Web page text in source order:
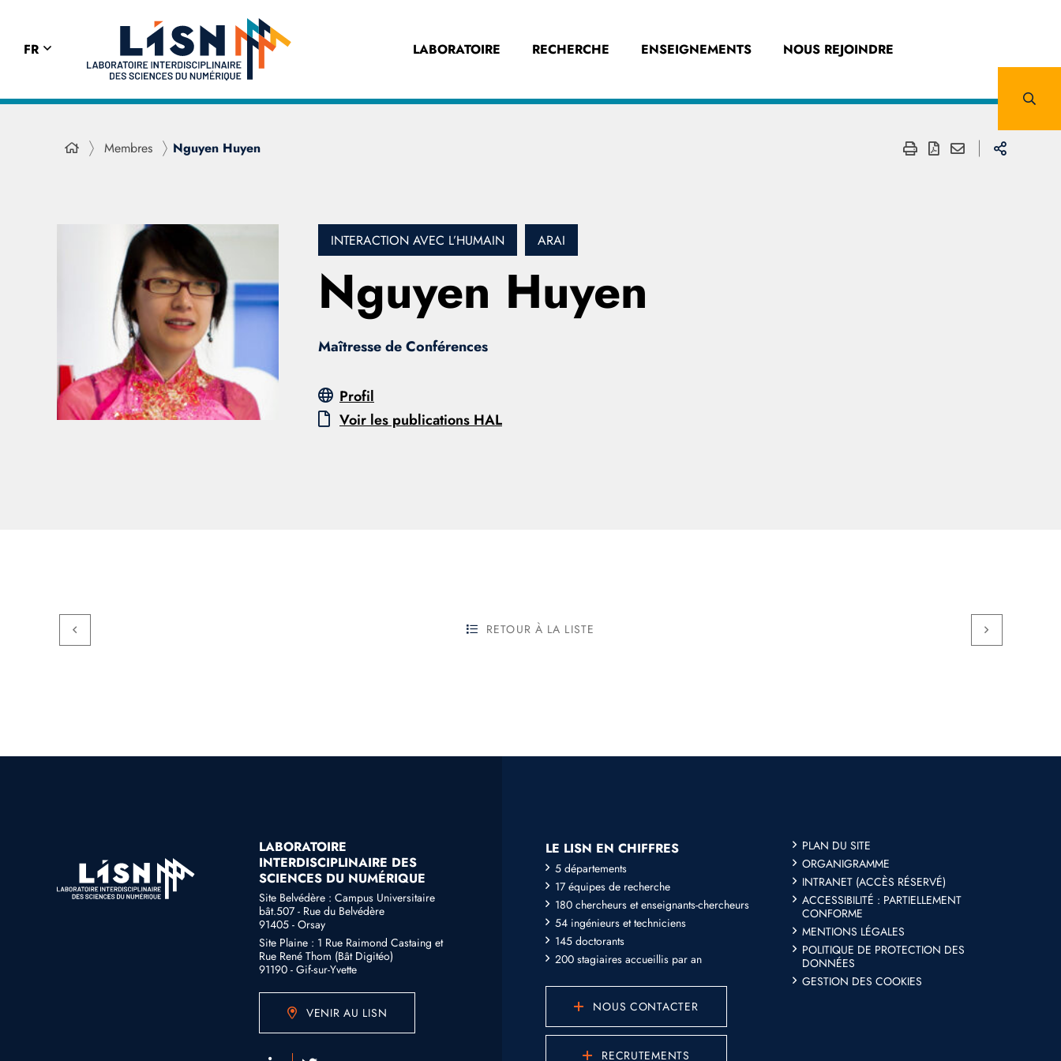
FR LABORATOIRE RECHERCHE ENSEIGNEMENTS NOUS REJOINDRE
Membres Nguyen Huyen
INTERACTION AVEC L’HUMAIN ARAI
Nguyen Huyen
Maîtresse de Conférences
Profil
Voir les publications HAL
RETOUR À LA LISTE
LABORATOIRE
INTERDISCIPLINAIRE DES
SCIENCES DU NUMÉRIQUE
Site Belvédère : Campus Universitaire
bât.507 - Rue du Belvédère
91405 - Orsay
Site Plaine : 1 Rue Raimond Castaing et
Rue René Thom (Bât Digitéo)
91190 - Gif-sur-Yvette
VENIR AU LISN
LE LISN EN CHIFFRES
5 départements
17 équipes de recherche
180 chercheurs et enseignants-chercheurs
54 ingénieurs et techniciens
145 doctorants
200 stagiaires accueillis par an
NOUS CONTACTER
RECRUTEMENTS
PLAN DU SITE
ORGANIGRAMME
INTRANET (ACCÈS RÉSERVÉ)
ACCESSIBILITÉ : PARTIELLEMENT
CONFORME
MENTIONS LÉGALES
POLITIQUE DE PROTECTION DES
DONNÉES
GESTION DES COOKIES